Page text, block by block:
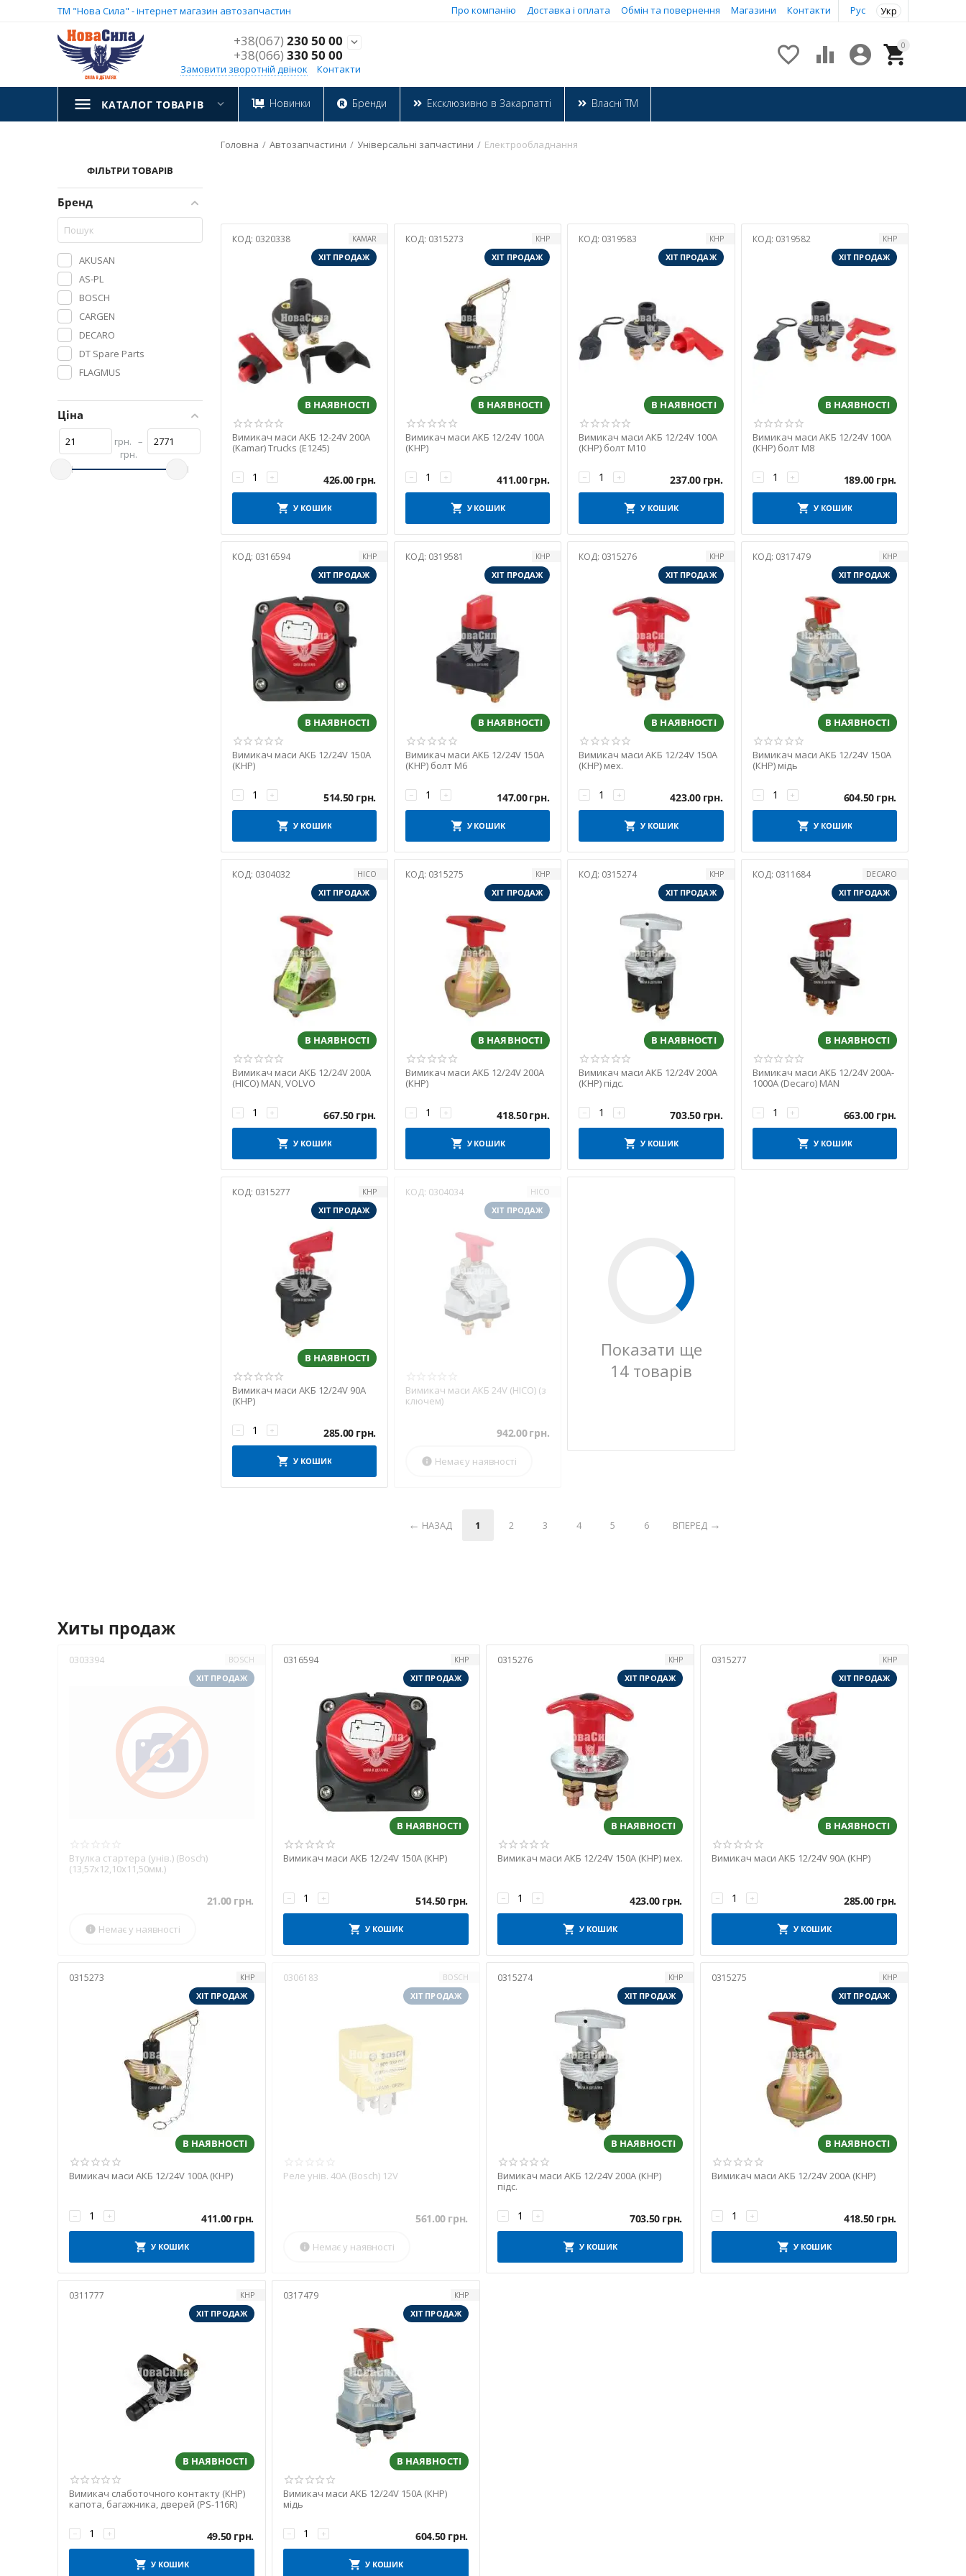
ТМ "Нова Сила" - інтернет магазин автозапчастин Рус Укр
Про компанію Доставка і оплата Обмін та повернення Магазини Контакти
+38(067) 230 50 00
+38(066) 330 50 00

Замовити зворотній двінок Контакти
0


 
КАТАЛОГ ТОВАРІВ Новинки Бренди Ексклюзивно в Закарпатті Власні ТМ
ФІЛЬТРИ ТОВАРІВ
Бренд
AKUSAN
AS-PL
BOSCH
CARGEN
DECARO
DT Spare Parts
FLAGMUS
HELLA
Ціна
грн. –
грн.
Головна / Автозапчастини / Універсальні запчастини / Електрообладнання
КОД: 0320338
KAMAR
ХІТ ПРОДАЖ
В НАЯВНОСТІ
Вимикач маси АКБ 12-24V 200A
(Kamar) Trucks (E1245)
+
− 426.00 грн.
У КОШИК
КОД: 0315273
КНР
ХІТ ПРОДАЖ
В НАЯВНОСТІ
Вимикач маси АКБ 12/24V 100A
(КНР)
+
− 411.00грн.
У КОШИК
КОД: 0319583
КНР
ХІТ ПРОДАЖ
В НАЯВНОСТІ
Вимикач маси АКБ 12/24V 100A
(КНР) болт М10
+
− 237.00 грн.
У КОШИК
КОД: 0319582
КНР
ХІТ ПРОДАЖ
В НАЯВНОСТІ
Вимикач маси АКБ 12/24V 100A
(КНР) болт М8
+
− 189.00 грн.
У КОШИК
КОД: 0316594
КНР
ХІТ ПРОДАЖ
В НАЯВНОСТІ
Вимикач маси АКБ 12/24V 150A
(КНР)
+
− 514.50 грн.
У КОШИК
КОД: 0319581
КНР
ХІТ ПРОДАЖ
В НАЯВНОСТІ
Вимикач маси АКБ 12/24V 150A
(КНР) болт М6
+
− 147.00грн.
У КОШИК
КОД: 0315276
КНР
ХІТ ПРОДАЖ
В НАЯВНОСТІ
Вимикач маси АКБ 12/24V 150A
(КНР) мех.
+
− 423.00 грн.
У КОШИК
КОД: 0317479
КНР
ХІТ ПРОДАЖ
В НАЯВНОСТІ
Вимикач маси АКБ 12/24V 150A
(КНР) мідь
+
− 604.50 грн.
У КОШИК
КОД: 0304032
HICO
ХІТ ПРОДАЖ
В НАЯВНОСТІ
Вимикач маси АКБ 12/24V 200A
(HICO) MAN, VOLVO
+
− 667.50 грн.
У КОШИК
КОД: 0315275
КНР
ХІТ ПРОДАЖ
В НАЯВНОСТІ
Вимикач маси АКБ 12/24V 200A
(КНР)
+
− 418.50грн.
У КОШИК
КОД: 0315274
КНР
ХІТ ПРОДАЖ
В НАЯВНОСТІ
Вимикач маси АКБ 12/24V 200A
(КНР) підс.
+
− 703.50 грн.
У КОШИК
КОД: 0311684
DECARO
ХІТ ПРОДАЖ
В НАЯВНОСТІ
Вимикач маси АКБ 12/24V 200A-
1000A (Decaro) MAN
+
− 663.00 грн.
У КОШИК
КОД: 0315277
КНР
ХІТ ПРОДАЖ
В НАЯВНОСТІ
Вимикач маси АКБ 12/24V 90A
(КНР)
+
− 285.00 грн.
У КОШИК
КОД: 0304034
HICO
ХІТ ПРОДАЖ
Вимикач маси АКБ 24V (HICO) (з
ключем)
942.00грн.
Немає у наявності

Показати ще
14 товарів
НАЗАД 1 2 3 4 5 6 ВПЕРЕД
Хиты продаж
0303394
BOSCH
ХІТ ПРОДАЖ
Втулка стартера (унів.) (Bosch)
(13,57х12,10х11,50мм.)
21.00 грн.
Немає у наявності

0316594
КНР
ХІТ ПРОДАЖ
В НАЯВНОСТІ
Вимикач маси АКБ 12/24V 150A (КНР)
+
− 514.50 грн.
У КОШИК
0315276
КНР
ХІТ ПРОДАЖ
В НАЯВНОСТІ
Вимикач маси АКБ 12/24V 150A (КНР) мех.
+
− 423.00 грн.
У КОШИК
0315277
КНР
ХІТ ПРОДАЖ
В НАЯВНОСТІ
Вимикач маси АКБ 12/24V 90A (КНР)
+
− 285.00 грн.
У КОШИК
0315273
КНР
ХІТ ПРОДАЖ
В НАЯВНОСТІ
Вимикач маси АКБ 12/24V 100A (КНР)
+
− 411.00 грн.
У КОШИК
0306183
BOSCH
ХІТ ПРОДАЖ
Реле унів. 40А (Bosch) 12V
561.00 грн.
Немає у наявності

0315274
КНР
ХІТ ПРОДАЖ
В НАЯВНОСТІ
Вимикач маси АКБ 12/24V 200A (КНР)
підс.
+
− 703.50 грн.
У КОШИК
0315275
КНР
ХІТ ПРОДАЖ
В НАЯВНОСТІ
Вимикач маси АКБ 12/24V 200A (КНР)
+
− 418.50 грн.
У КОШИК
0311777
КНР
ХІТ ПРОДАЖ
В НАЯВНОСТІ
Вимикач слаботочного контакту (КНР)
капота, багажника, дверей (PS-116R)
+
− 49.50 грн.
У КОШИК
0317479
КНР
ХІТ ПРОДАЖ
В НАЯВНОСТІ
Вимикач маси АКБ 12/24V 150A (КНР)
мідь
+
− 604.50 грн.
У КОШИК